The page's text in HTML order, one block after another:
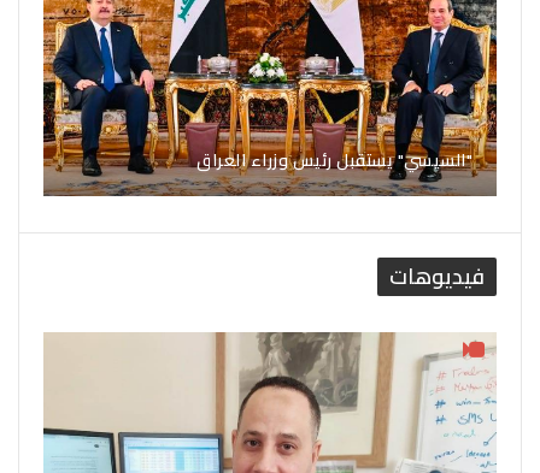
"السيسي" يستقبل رئيس وزراء العراق
فيديوهات